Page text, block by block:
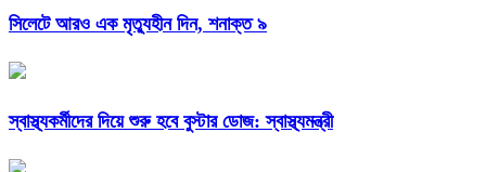
সিলেটে আরও এক মৃত্যুহীন দিন, শনাক্ত ৯
স্বাস্থ্যকর্মীদের দিয়ে শুরু হবে বুস্টার ডোজ: স্বাস্থ্যমন্ত্রী